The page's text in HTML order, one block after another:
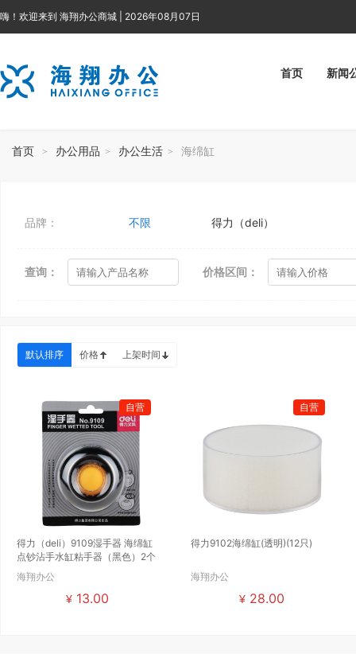
嗨！欢迎来到 海翔办公商城 | 2026年08月07日
首页 新闻
首页 > 办公用品 > 办公生活 > 海绵缸
品牌： 不限 得力（deli）
查询： 价格区间：
默认排序 价格 上架时间
自营
得力（deli）9109湿手器 海绵缸
点钞沾手水缸粘手器（黑色）2个
海翔办公
¥ 13.00
自营
得力9102海绵缸(透明)(12只)
海翔办公
¥ 28.00